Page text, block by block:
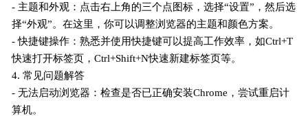
- 主题和外观：点击右上角的三个点图标，选择“设置”，然后选
择“外观”。在这里，你可以调整浏览器的主题和颜色方案。
- 快捷键操作：熟悉并使用快捷键可以提高工作效率，如Ctrl+T
快速打开标签页，Ctrl+Shift+N快速新建标签页等。
4. 常见问题解答
- 无法启动浏览器：检查是否已正确安装Chrome，尝试重启计
算机。